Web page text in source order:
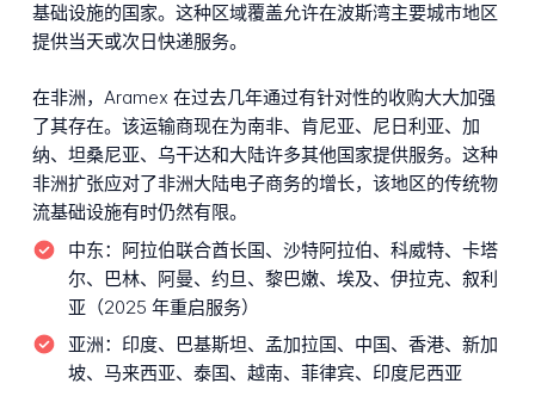
基础设施的国家。这种区域覆盖允许在波斯湾主要城市地区
提供当天或次日快递服务。
在非洲，Aramex 在过去几年通过有针对性的收购大大加强
了其存在。该运输商现在为南非、肯尼亚、尼日利亚、加
纳、坦桑尼亚、乌干达和大陆许多其他国家提供服务。这种
非洲扩张应对了非洲大陆电子商务的增长，该地区的传统物
流基础设施有时仍然有限。
中东： 阿拉伯联合酋长国、沙特阿拉伯、科威特、卡塔
尔、巴林、阿曼、约旦、黎巴嫩、埃及、伊拉克、叙利
亚（2025 年重启服务）
亚洲： 印度、巴基斯坦、孟加拉国、中国、香港、新加
坡、马来西亚、泰国、越南、菲律宾、印度尼西亚